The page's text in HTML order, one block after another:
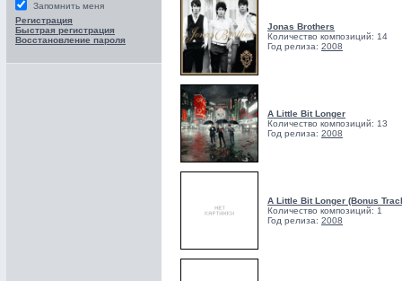
Запомнить меня
Регистрация
Быстрая регистрация
Восстановление пароля
Jonas Brothers
Количество композиций: 14
Год релиза: 2008
A Little Bit Longer
Количество композиций: 13
Год релиза: 2008
A Little Bit Longer (Bonus
Количество композиций: 1
Год релиза: 2008